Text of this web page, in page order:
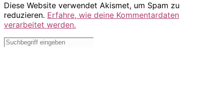
Diese Website verwendet Akismet, um Spam zu
reduzieren. Erfahre, wie deine Kommentardaten
verarbeitet werden.